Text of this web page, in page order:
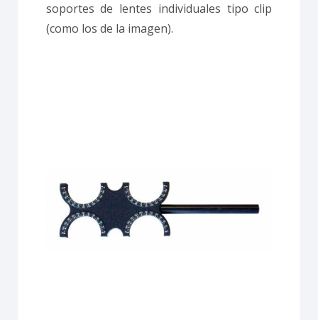
soportes de lentes individuales tipo clip
(como los de la imagen).